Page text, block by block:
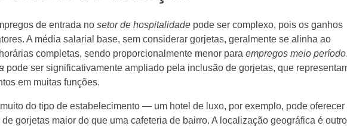
de entrada no setor de hospitalidade pode ser complexo, pois os ganhos
A média salarial base, sem considerar gorjetas, geralmente se alinha ao
completas, sendo proporcionalmente menor para empregos meio período.
pode ser significativamente ampliado pela inclusão de gorjetas, que
em muitas funções.
do tipo de estabelecimento — um hotel de luxo, por exemplo, pode oferecer
gorjetas maior do que uma cafeteria de bairro. A localização geográfica é outro